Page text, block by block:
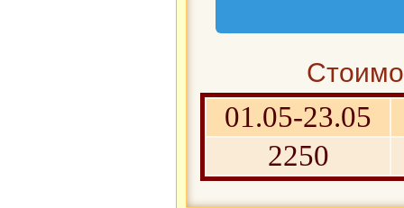
01.05-23.05
2250